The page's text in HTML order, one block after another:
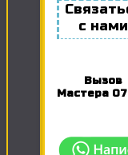
с нами
Вызов
Мастера